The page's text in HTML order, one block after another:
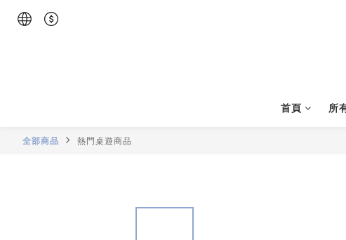
首頁 所
全部商品 熱門桌遊商品